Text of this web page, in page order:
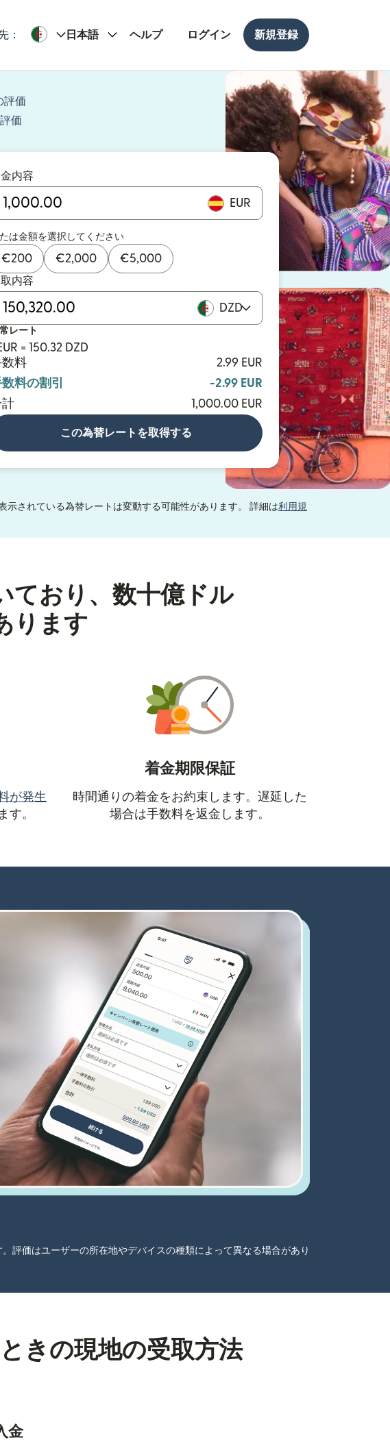
： 日本語 ヘルプ ログイン 新規登録
評価
（別ウィンドウで開きます）
価
（別ウィンドウで開きます）
内容
EUR
は金額を選択してください
€200 €2,000 €5,000
内容
DZD
レート
= 150.32 DZD
数料
2.99 EUR
料の割引
-2.99 EUR
計
1,000.00 EUR
この為替レートを取得する
示されている為替レートは変動する可能性があります。 詳細は利用規
）
ており、数十億ドル
ります
が発生
す）
す。
着金期限保証
時間通りの着金をお約束します。遅延した
場合は手数料を返金します。
評価はユーザーの所在地やデバイスの種類によって異なる場合があり
きの現地の受取方法
金